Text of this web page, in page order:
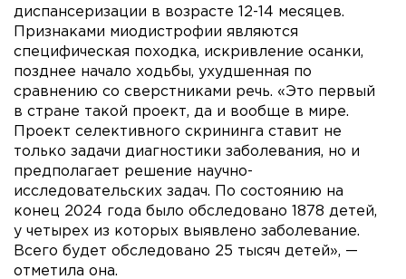
диспансеризации в возрасте 12-14 месяцев.
Признаками миодистрофии являются
специфическая походка, искривление осанки,
позднее начало ходьбы, ухудшенная по
сравнению со сверстниками речь. «Это первый
в стране такой проект, да и вообще в мире.
Проект селективного скрининга ставит не
только задачи диагностики заболевания, но и
предполагает решение научно-
исследовательских задач. По состоянию на
конец 2024 года было обследовано 1878 детей,
у четырех из которых выявлено заболевание.
Всего будет обследовано 25 тысяч детей», —
отметила она.